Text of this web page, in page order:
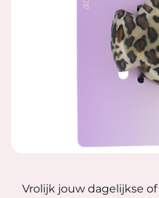
Vrolijk jouw dagelijkse of
Vrolijk jouw dagelijkse